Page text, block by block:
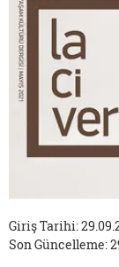
Giriş Tarihi:
Son Güncelleme: